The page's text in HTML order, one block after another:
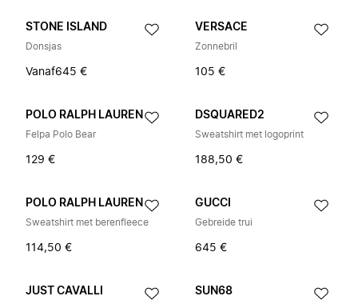
STONE ISLAND
Donsjas
Vanaf645 €
VERSACE
Zonnebril
105 €
POLO RALPH LAUREN
Felpa Polo Bear
129 €
DSQUARED2
Sweatshirt met logoprint
188,50 €
POLO RALPH LAUREN
Sweatshirt met berenfleece
114,50 €
GUCCI
Gebreide trui
645 €
JUST CAVALLI SUN68